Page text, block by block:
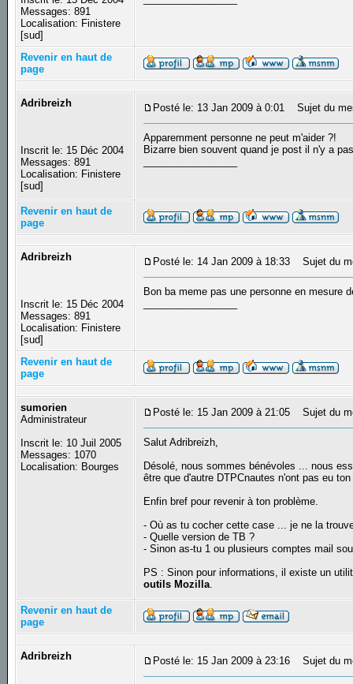
Messages: 891
Localisation: Finistere
[sud]
Revenir en haut de
page
Adribreizh
Inscrit le: 15 Déc 2004
Messages: 891
Localisation: Finistere
[sud]
Posté le: 13 Jan 2009 à 0:01 Sujet du
Apparemment personne ne peut m'aider ?!
Bizarre bien souvent quand je post il n'y a
Revenir en haut de
page
Adribreizh
Inscrit le: 15 Déc 2004
Messages: 891
Localisation: Finistere
[sud]
Posté le: 14 Jan 2009 à 18:33 Sujet du
Bon ba meme pas une personne en mesure
Revenir en haut de
page
sumorien
Administrateur
Inscrit le: 10 Juil 2005
Messages: 1070
Localisation: Bourges
Posté le: 15 Jan 2009 à 21:05 Sujet du
Salut Adribreizh,
Désolé, nous sommes bénévoles ... nous
être que d'autre DTPCnautes n'ont pas eu
Enfin bref pour revenir à ton problème.
- Où as tu cocher cette case ... je ne la
- Quelle version de TB ?
- Sinon as-tu 1 ou plusieurs comptes mail
PS : Sinon pour informations, il existe un
outils Mozilla.
Revenir en haut de
page
Adribreizh Posté le: 15 Jan 2009 à 23:16 Sujet du